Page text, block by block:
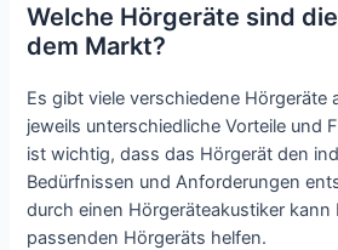
Welche Hörgeräte sind
dem Markt?
Es gibt viele verschiedene Hörgeräte
jeweils unterschiedliche Vorteile und
ist wichtig, dass das Hörgerät den
Bedürfnissen und Anforderungen
durch einen Hörgeräteakustiker kann
passenden Hörgeräts helfen.